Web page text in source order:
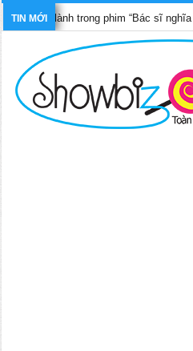
TIN MỚI
lành trong phim “Bác sĩ nghĩa hiệp”